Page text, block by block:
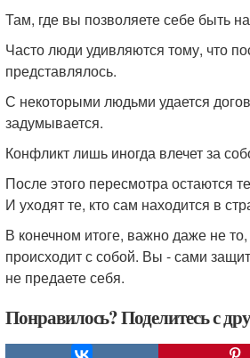
Там, где вы позволяете себе быть
Часто люди удивляются тому, что
представлялось.
С некоторыми людьми удается
задумывается.
Конфликт лишь иногда влечет за
После этого пересмотра остаются
И уходят те, кто сам находится в
В конечном итоге, важно даже не
происходит с собой. Вы - сами
не предаете себя.
Понравилось? Поделитесь с